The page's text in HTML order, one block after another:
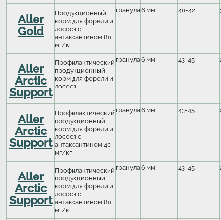
Aller
Gold
Продукционный
корм для форели и
лосося с
антаксантином 80
мг/кг
гранула6 мм 40-42
Aller
Arctic
Support
Профилактический
продукционный
корм для форели и
лосося
гранула6 мм 43-45
Aller
Arctic
Support
Профилактический
продукционный
корм для форели и
лосося с
антаксантином 40
мг/кг
гранула6 мм 43-45
Aller
Arctic
Support
Профилактический
продукционный
корм для форели и
лосося с
антаксантином 80
мг/кг
гранула6 мм 43-45